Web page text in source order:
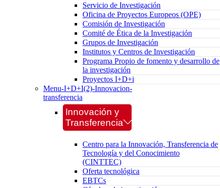
Servicio de Investigación
Oficina de Proyectos Europeos (OPE)
Comisión de Investigación
Comité de Ética de la Investigación
Grupos de Investigación
Institutos y Centros de Investigación
Programa Propio de fomento y desarrollo de
la investigación
Proyectos I+D+i
Menu-I+D+I(2)-Innovacion-
transferencia
Innovación y
Transferencia
Centro para la Innovación, Transferencia de
Tecnología y del Conocimiento
(CINTTEC)
Oferta tecnológica
EBTCs